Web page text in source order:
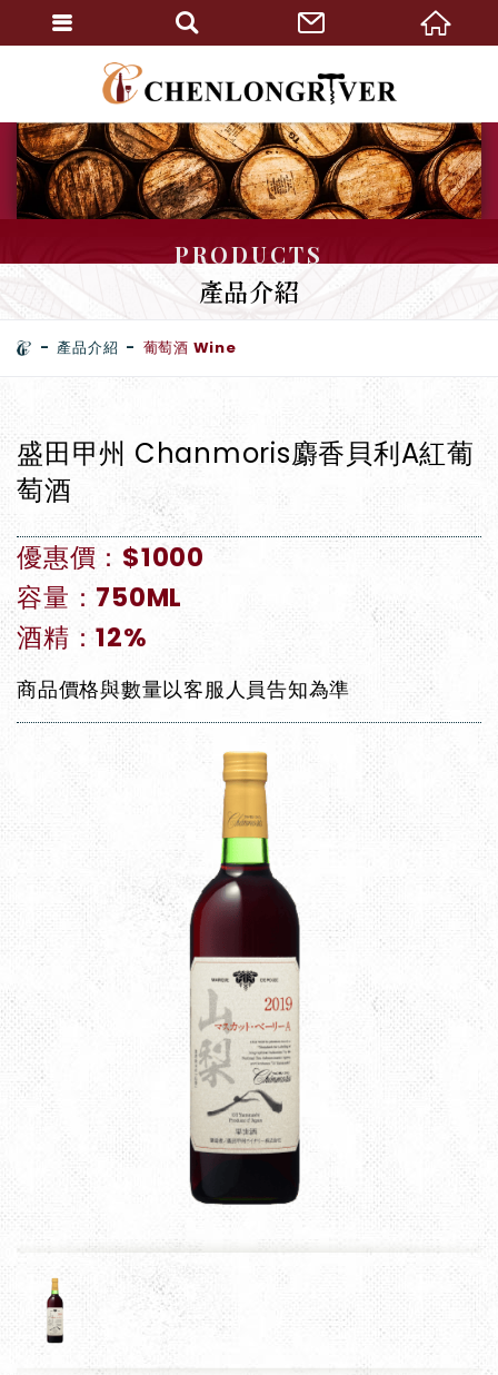
PRODUCTS
產品介紹
產品介紹 葡萄酒 Wine
盛田甲州 Chanmoris麝香貝利A紅葡
萄酒
優惠價：$1000
容量：750ML
酒精：12%
商品價格與數量以客服人員告知為準